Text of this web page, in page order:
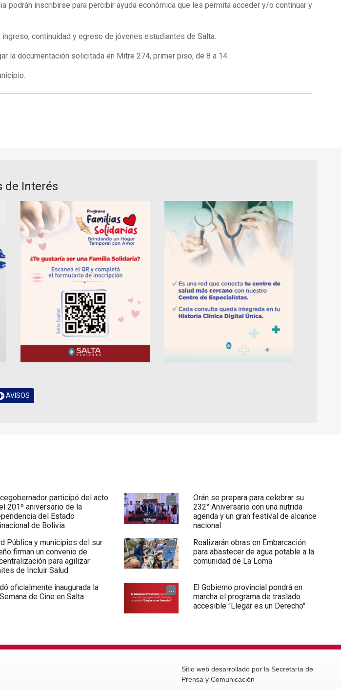
inscribirse para percibir ayuda económica que les permita acceder y/o continuar y
continuidad y egreso de jóvenes estudiantes de Salta.
la documentación solicitada en Mitre 274, primer piso, de 8 a 14.
de Interés
AVISOS
participó del acto
201º aniversario de la
del Estado
de Bolivia
...
Orán se prepara para celebrar su
232° Aniversario con una nutrida
agenda y un gran festival de alcance
nacional
Pública y municipios del sur
firman un convenio de
para agilizar
de Incluir Salud
...
Realizarán obras en Embarcación
para abastecer de agua potable a la
comunidad de La Loma
oficialmente inaugurada la
de Cine en Salta
...
El Gobierno provincial pondrá en
marcha el programa de traslado
accesible "Llegar es un Derecho"
Sitio web desarrollado por la Secretaría de
Prensa y Comunicación